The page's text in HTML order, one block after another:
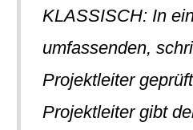
KLASSISCH: In
umfassenden,
Projektleiter
Projektleiter gibt